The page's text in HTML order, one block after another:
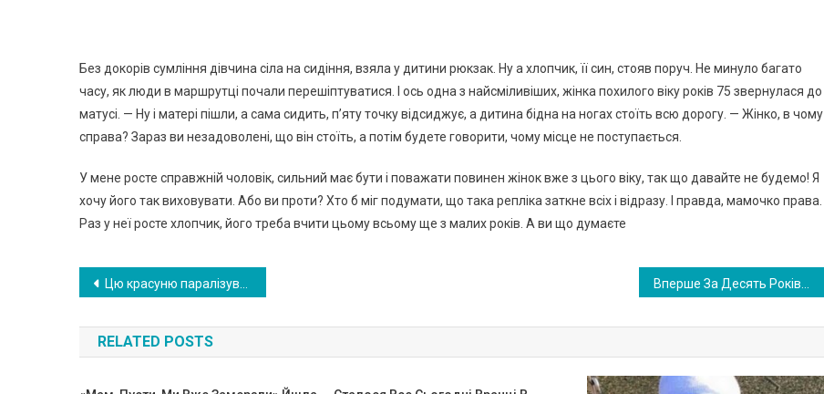
Без докорів сумління дівчина сіла на сидіння, взяла у дитини рюкзак. Ну а хлопчик, її син, стояв поруч. Не минуло багато
часу, як люди в маршрутці почали перешіптуватися. І ось одна з найсміливіших, жінка похилого віку років 75 звернулася до
матусі. — Ну і матері пішли, а сама сидить, п’яту точку відсиджує, а дитина бідна на ногах стоїть всю дорогу. — Жінко, в чому
справа? Зараз ви незадоволені, що він стоїть, а потім будете говорити, чому місце не поступається.
У мене росте справжній чоловік, сильний має бути і поважати повинен жінок вже з цього віку, так що давайте не будемо! Я
хочу його так виховувати. Або ви проти? Хто б міг подумати, що така репліка заткне всіх і відразу. І правда, мамочко права.
Раз у неї росте хлопчик, його треба вчити цьому всьому ще з малих років. А ви що думаєте
Навигация
по
записям
Цю красуню паралізувало в 37, потім покинув чоловік і намагався забрати дітей. Але вона не могла собі дозволити бути слабкою
RELATED POSTS